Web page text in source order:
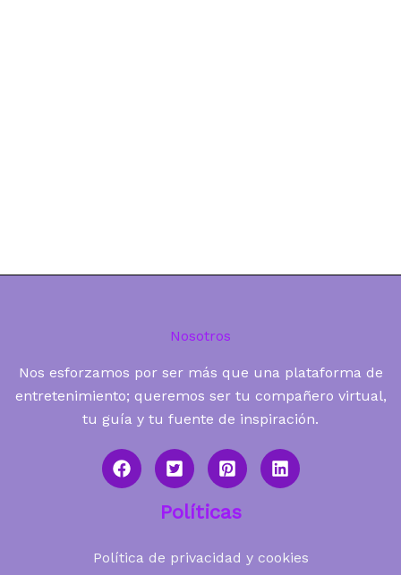
Nosotros
Nos esforzamos por ser más que una plataforma de
entretenimiento; queremos ser tu compañero virtual,
tu guía y tu fuente de inspiración.
Políticas
Política de privacidad y cookies